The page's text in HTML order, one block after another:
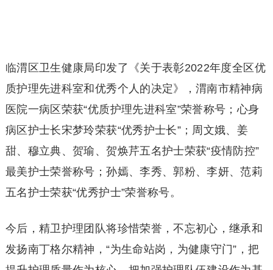
临渭区卫生健康局印发了《关于表彰2022年度全区优
质护理先进科室和优秀个人的决定》，渭南市精神病
医院一病区荣获“优质护理先进科室”荣誉称号；心身
病区护士长宋梦玲荣获“优秀护士长”；周文娥、姜
甜、穆立典、贺瑜、贺焕芹五名护士荣获“疫情防控”
最美护士荣誉称号；孙嫣、李秀、郭粉、李妍、范莉
五名护士荣获“优秀护士”荣誉称号。
今后，精卫护理团队将珍惜荣誉，不忘初心，继承和
发扬南丁格尔精神，“为生命站岗，为健康守门”，把